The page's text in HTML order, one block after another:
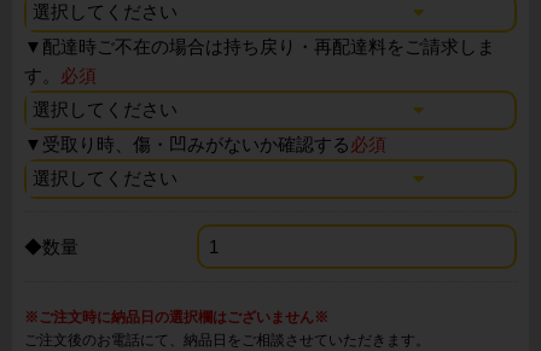
▼ 配達時ご不在の場合は持ち戻り・再配達料をご請求しま
す。 必須
▼ 受取り時、傷・凹みがないか確認する必須
◆数量
※ご注文時に納品日の選択欄はございません※
ご注文後のお電話にて、納品日をご相談させていただきます。